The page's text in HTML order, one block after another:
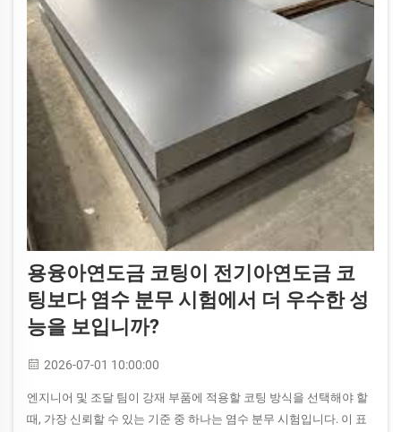
용융아연도금 코팅이 전기아연도금 코
팅보다 염수 분무 시험에서 더 우수한 성
능을 보입니까?
2026-07-01 10:00:00
엔지니어 및 조달 팀이 강재 부품에 적용할 코팅 방식을 선택해야 할
때, 가장 신뢰할 수 있는 기준 중 하나는 염수 분무 시험입니다. 이 표